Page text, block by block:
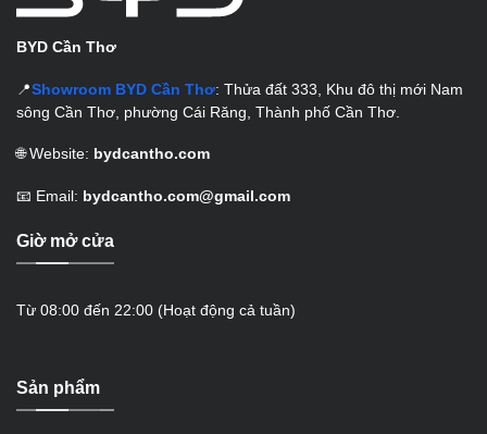
BYD Cần Thơ
📍Showroom BYD Cần Thơ: Thửa đất 333, Khu đô thị mới Nam
sông Cần Thơ, phường Cái Răng, Thành phố Cần Thơ.
🌐 Website: bydcantho.com
📧 Email: bydcantho.com@gmail.com
Giờ mở cửa
Từ 08:00 đến 22:00 (Hoạt động cả tuần)
Sản phẩm